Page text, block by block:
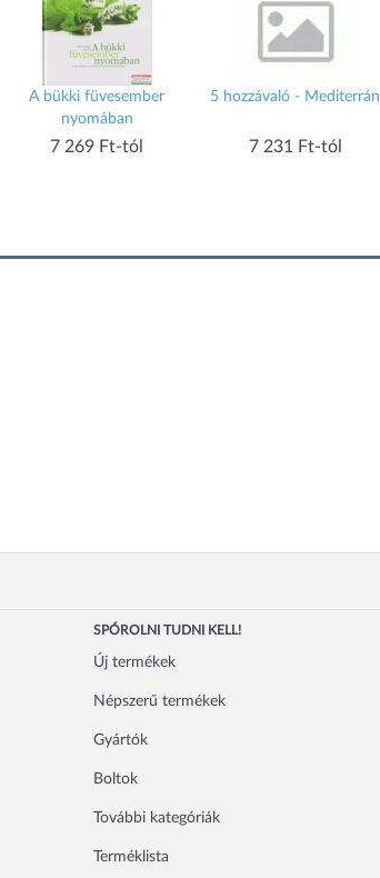
A bükki füvesember
nyomában
7 269 Ft-tól
5 hozzávaló - Mediterrán
7 231 Ft-tól
SPÓROLNI TUDNI KELL!
Új termékek
Népszerű termékek
Gyártók
Boltok
További kategóriák
Terméklista